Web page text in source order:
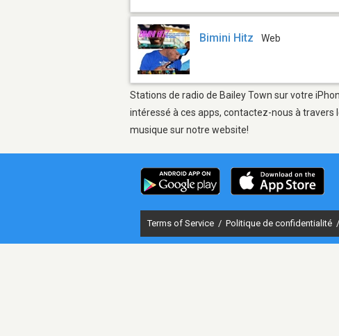
Bimini Hitz Web
Stations de radio de Bailey Town sur votre
intéressé à ces apps, contactez-nous à travers
musique sur notre website!
Terms of Service / Politique de confidentialité /